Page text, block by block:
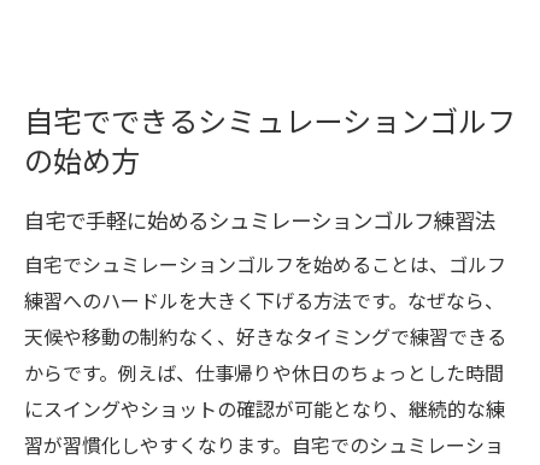
自宅でできるシミュレーションゴルフ
の始め方
自宅で手軽に始めるシュミレーションゴルフ練習法
自宅でシュミレーションゴルフを始めることは、ゴルフ
練習へのハードルを大きく下げる方法です。なぜなら、
天候や移動の制約なく、好きなタイミングで練習できる
からです。例えば、仕事帰りや休日のちょっとした時間
にスイングやショットの確認が可能となり、継続的な練
習が習慣化しやすくなります。自宅でのシュミレーショ